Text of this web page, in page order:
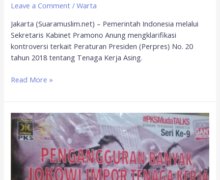
Leave a Comment /Warta
Jakarta (Suaramuslim.net) – Pemerintah Indonesia melalui
Sekretaris Kabinet Pramono Anung mengklarifikasi
kontroversi terkait Peraturan Presiden (Perpres) No. 20
tahun 2018 tentang Tenaga Kerja Asing.
Read More »
PKS
Muda:
Penganguran
Banyak,
Jokowi